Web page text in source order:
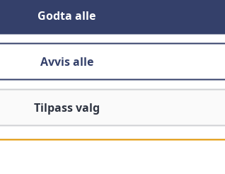
kan variere. Noen lenker er affiliate-lenker.
Vekten merkes ved
Godta alle
Avvis alle
Tilpass valg